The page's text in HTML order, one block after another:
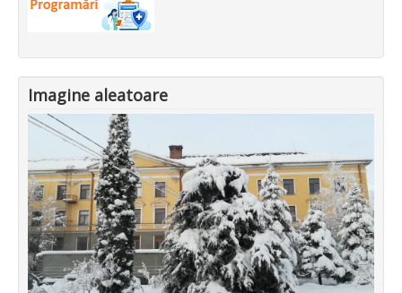
Imagine aleatoare